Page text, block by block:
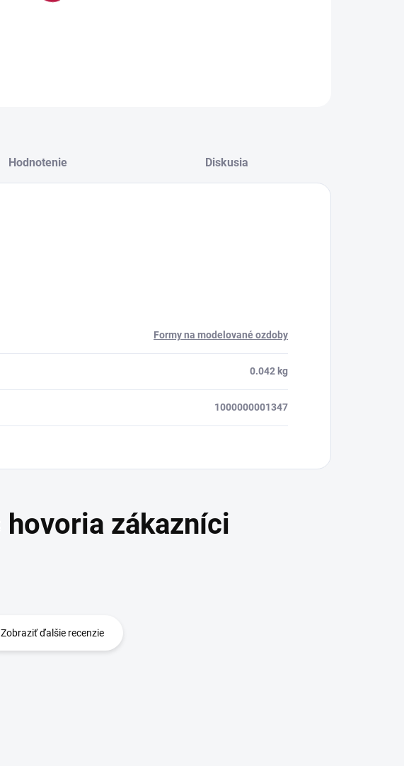
Hodnotenie Diskusia
Formy na modelované ozdoby
0.042 kg
1000000001347
Zobraziť ďalšie recenzie